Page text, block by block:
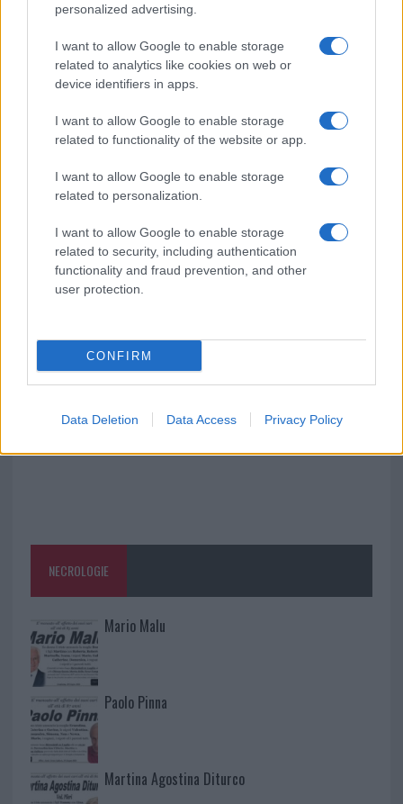
personalized advertising.
I want to allow Google to enable storage
related to analytics like cookies on web or
device identifiers in apps.
I want to allow Google to enable storage
related to functionality of the website or app.
I want to allow Google to enable storage
related to personalization.
I want to allow Google to enable storage
related to security, including authentication
functionality and fraud prevention, and other
user protection.
CONFIRM
Data Deletion Data Access Privacy Policy
Calangianus, dopo le polemiche il centro
Olbia, divieto di sosta contro spaccio e degrado:
esplode la protesta
Pausa caffè impeccabile: come scegliere la
soluzione ideale per la casa e l’ufficio
Monte Pino, la fine di un lungo dolore: storia e
rinascita della strada che segnò la Gallura
la rete elettrica
NECROLOGIE
Mario Malu
Paolo Pinna
Martina Agostina Diturco